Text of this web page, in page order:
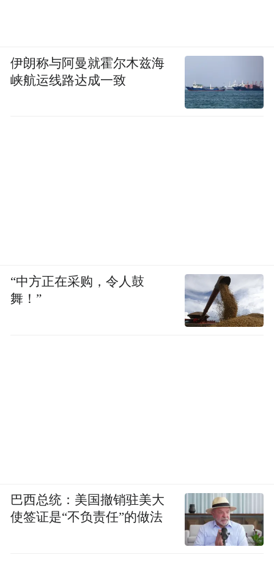
伊朗称与阿曼就霍尔木兹海
峡航运线路达成一致
“中方正在采购，令人鼓
舞！”
巴西总统：美国撤销驻美大
使签证是“不负责任”的做法